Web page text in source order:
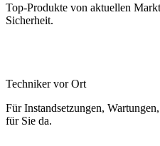
Top-Produkte von aktuellen
Sicherheit.
Techniker vor Ort
Für Instandsetzungen,
für Sie da.